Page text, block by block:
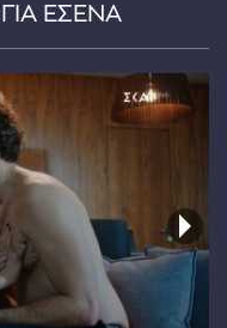
ΕΣΕΝΑ